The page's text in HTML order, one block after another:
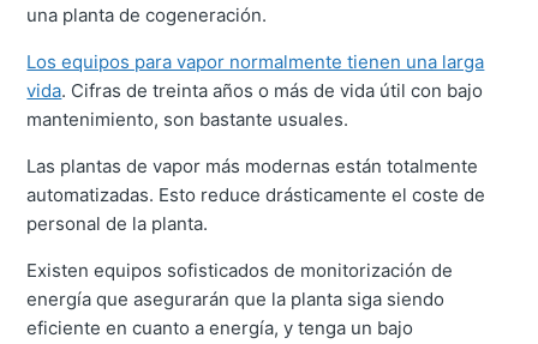
una planta de cogeneración.
Los equipos para vapor normalmente tienen una larga
vida. Cifras de treinta años o más de vida útil con bajo
mantenimiento, son bastante usuales.
Las plantas de vapor más modernas están totalmente
automatizadas. Esto reduce drásticamente el coste de
personal de la planta.
Existen equipos sofisticados de monitorización de
energía que asegurarán que la planta siga siendo
eficiente en cuanto a energía, y tenga un bajo